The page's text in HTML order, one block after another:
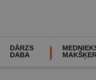
DĀRZS
DABA